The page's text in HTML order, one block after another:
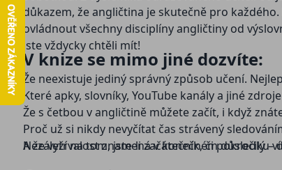
důkazem, že angličtina je skutečně pro
ovládnout všechny disciplíny angličtiny od
jste vždycky chtěli mít!
V knize se mimo jiné dozvíte:
Že neexistuje jediný správný způsob učení.
Které apky, slovníky, YouTube kanály a jiné
Že s četbou v angličtině můžete začít, i když
Proč už si nikdy nevyčítat čas strávený
A že vytrvalost znamená v konečném důsledku
Nezáleží na tom, jste-li začátečník, či pokročilý